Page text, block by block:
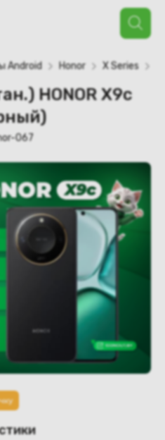
Поиск
товаров
Android Honor X Series
HONOR X9c
067